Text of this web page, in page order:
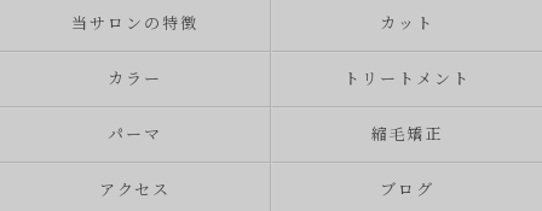
当サロンの特徴 カット
カラー トリートメント
パーマ 縮毛矯正
アクセス ブログ